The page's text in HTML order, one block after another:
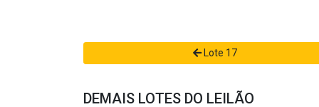
Lote 17
DEMAIS LOTES DO LEILÃO